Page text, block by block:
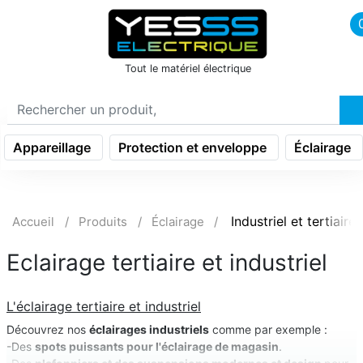
icon menu burger
Tout le matériel électrique
Appareillage Protection et enveloppe Éclairage
Accueil Produits Éclairage Industriel et tertiaire
Eclairage tertiaire et industriel
L'éclairage tertiaire et industriel
Découvrez nos éclairages industriels comme par exemple :
-Des spots puissants pour l'éclairage de magasin.